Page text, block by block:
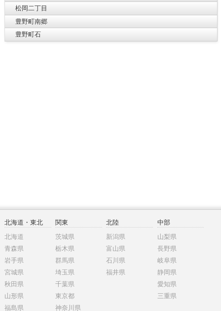
松岡二丁目
豊野町南郷
豊野町石
北海道・東北
北海道
青森県
岩手県
宮城県
秋田県
山形県
福島県
関東
茨城県
栃木県
群馬県
埼玉県
千葉県
東京都
神奈川県
北陸
新潟県
富山県
石川県
福井県
中部
山梨県
長野県
岐阜県
静岡県
愛知県
三重県